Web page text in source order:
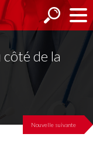
de la
Nouvelle suivante